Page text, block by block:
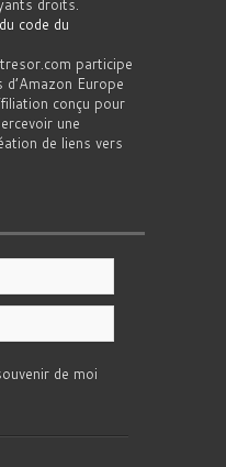
droits.
code du
participe
Europe
conçu pour
une
de liens vers
de moi